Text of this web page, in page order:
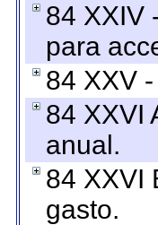
84 XXIV
para
84 XXV
84 XXVI
anual.
84 XXVI
gasto.